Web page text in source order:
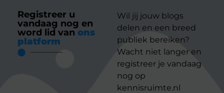
Registreer u
vandaag nog en
word lid van ons
platform
Wil jij jouw blogs
delen en een breed
publiek bereiken?
Wacht niet langer en
registreer je vandaag
nog op
kennisruimte.nl